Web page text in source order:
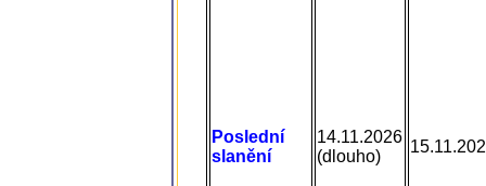
Poslední
slanění
14.11.2026
(dlouho)